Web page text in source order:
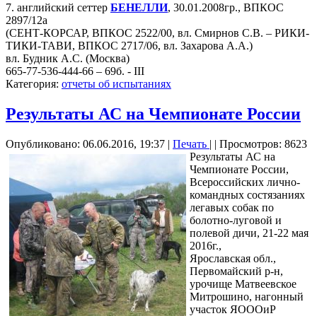
7. английский сеттер БЕНЕЛЛИ, 30.01.2008гр., ВПКОС
2897/12а
(СЕНТ-КОРСАР, ВПКОС 2522/00, вл. Смирнов С.В. – РИКИ-
ТИКИ-ТАВИ, ВПКОС 2717/06, вл. Захарова А.А.)
вл. Будник А.С. (Москва)
665-77-536-444-66 – 69б. - III
Категория: отчеты об испытаниях
Результаты АС на Чемпионате России
Опубликовано: 06.06.2016, 19:37 | Печать | | Просмотров: 8623
Результаты АС на
Чемпионате России,
Всероссийских лично-
командных состязаниях
легавых собак по
болотно-луговой и
полевой дичи, 21-22 мая
2016г.,
Ярославская обл.,
Первомайский р-н,
урочище Матвеевское
Митрошино, нагонный
участок ЯОООиР